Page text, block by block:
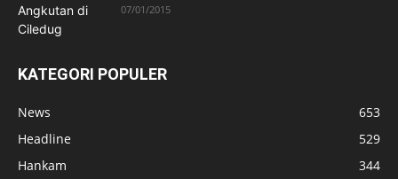
07/01/2015
KATEGORI POPULER
News
653
Headline
529
Hankam
344